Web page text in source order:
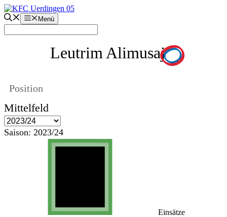
Zum
Inhalt
springen
Menü
Leutrim Alimusaj
Position
Mittelfeld
Saison: 2023/24
Einsätze